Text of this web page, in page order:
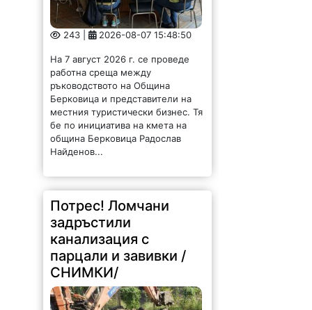
243 | 2026-08-07 15:48:50
На 7 август 2026 г. се проведе
работна среща между
ръководството на Община
Берковица и представители на
местния туристически бизнес. Тя
бе по инициатива на кмета на
община Берковица Радослав
Найденов...
Потрес! Ломчани
задръстили
канализация с
парцали и завивки /
СНИМКИ/